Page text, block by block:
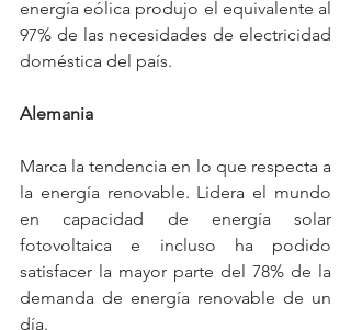
energía eólica produjo el equivalente al
97% de las necesidades de electricidad
doméstica del país.
Alemania
Marca la tendencia en lo que respecta a
la energía renovable. Lidera el mundo
en capacidad de energía solar
fotovoltaica e incluso ha podido
satisfacer la mayor parte del 78% de la
demanda de energía renovable de un
día.